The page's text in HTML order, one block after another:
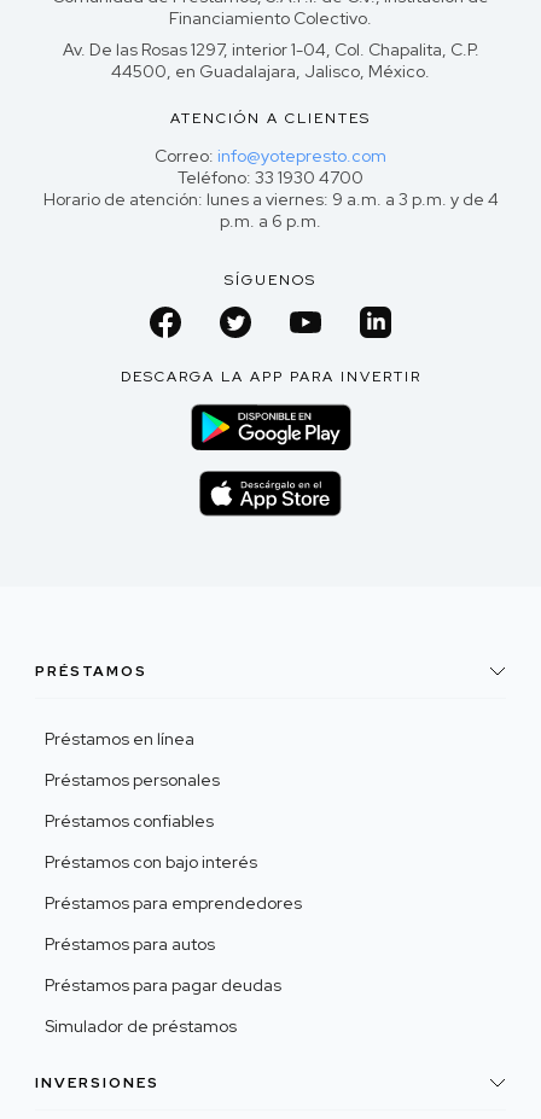
Financiamiento Colectivo.
Av. De las Rosas 1297, interior 1-04, Col. Chapalita, C.P.
44500, en Guadalajara, Jalisco, México.
ATENCIÓN A CLIENTES
Correo: info@yotepresto.com
Teléfono: 33 1930 4700
Horario de atención: lunes a viernes: 9 a.m. a 3 p.m. y de 4
p.m. a 6 p.m.
SÍGUENOS
DESCARGA LA APP PARA INVERTIR
PRÉSTAMOS
Préstamos en línea
Préstamos personales
Préstamos confiables
Préstamos con bajo interés
Préstamos para emprendedores
Préstamos para autos
Préstamos para pagar deudas
Simulador de préstamos
INVERSIONES